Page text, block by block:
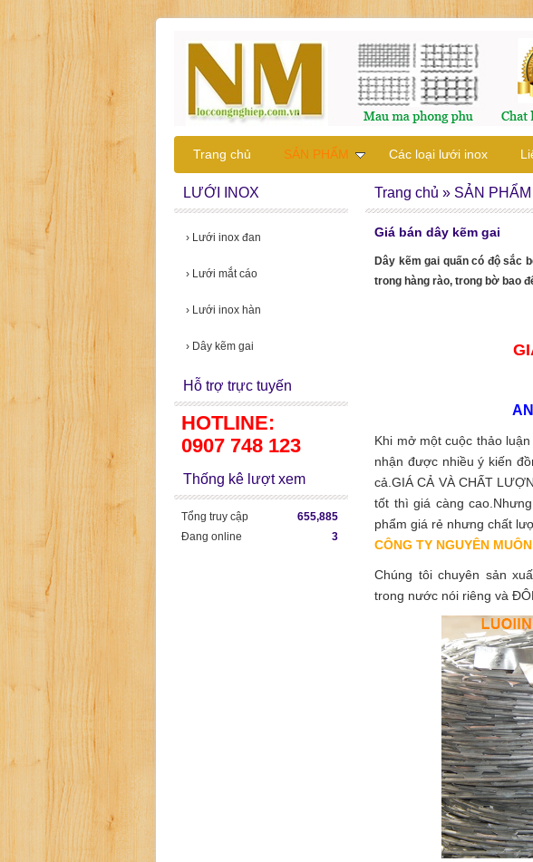
Giá bán dây kẽm gai
Dây kẽm gai quấn có độ sắc
trong hàng rào, trong bờ bao
Khi mở một cuộc thảo
nhận được nhiều ý kiến
cả.GIÁ CẢ VÀ CHẤT
tốt thì giá càng
phẩm giá rẻ nhưng chất
CÔNG TY NGUYÊN
Chúng tôi chuyên sản
trong nước nói riêng và
Trang chủ » SẢN PHẨM
LƯỚI INOX
› Lưới inox đan
› Lưới mắt cáo
› Lưới inox hàn
› Dây kẽm gai
Hỗ trợ trực tuyến
HOTLINE:
0907 748 123
Thống kê lượt xem
Tổng truy cập
655,885
Đang online
3
Trang chủ SẢN PHẨM Các loại lưới inox